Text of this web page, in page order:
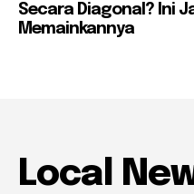
Secara Diagonal? Ini
Memainkannya
Local